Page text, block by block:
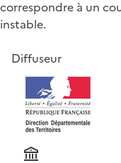
correspondre à un
instable.
Diffuseur